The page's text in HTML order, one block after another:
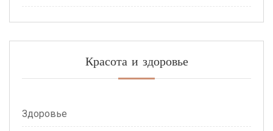
Красота и здоровье
Здоровье